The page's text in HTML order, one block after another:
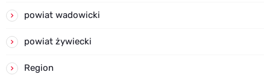
powiat wadowicki
powiat żywiecki
Region